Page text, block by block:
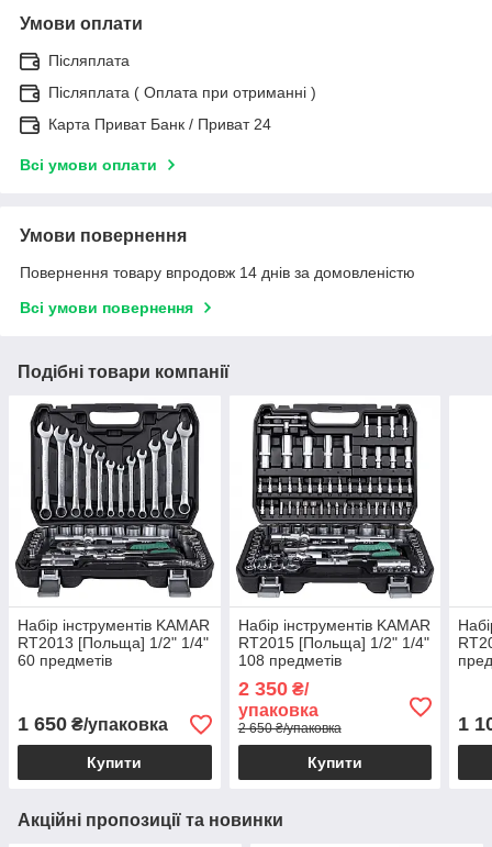
Умови оплати
Післяплата
Післяплата ( Оплата при отриманні )
Карта Приват Банк / Приват 24
Всі умови оплати
Умови повернення
Повернення товару впродовж 14 днів за домовленістю
Всі умови повернення
Подібні товари компанії
Набір інструментів KAMAR
RT2013 [Польща] 1/2" 1/4"
60 предметів
1 650 ₴/упаковка
Купити
Набір інструментів KAMAR
RT2015 [Польща] 1/2" 1/4"
108 предметів
2 350₴/
упаковка
2 650 ₴/упаковка
Купити
1
Акційні пропозиції та новинки